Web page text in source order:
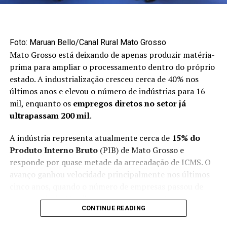
Mercado externo concentra
oportunidades no primeiro semestre
Apesar do avanço das exportações, a maior parte da
produção brasileira de maçãs ainda permanece no
mercado interno. Cerca de 90% da fruta produzida no
país é destinada ao consumidor brasileiro.
O primeiro semestre é considerado uma janela
estratégica para as vendas externas porque coincide
com o período de entressafra do hemisfério norte,
“No segundo semestre, a gente foca basicamente no
Foto: Maruan Bello/Canal Rural Mato Grosso
Mato Grosso está deixando de apenas produzir matéria-
prima para ampliar o processamento dentro do próprio
estado. A industrialização cresceu cerca de 40% nos
últimos anos e elevou o número de indústrias para 16
mil, enquanto osempregos diretos no setor já
ultrapassam 200 mil.
A indústria representa atualmente cerca de 15% do
Produto Interno Bruto(PIB) de Mato Grosso e
responde por quase metade da arrecadação de ICMS. O
avanço ganhou velocidade principalmente nos últimos
pouco mais de 11 mil para o patamar atual.
CONTINUE READING